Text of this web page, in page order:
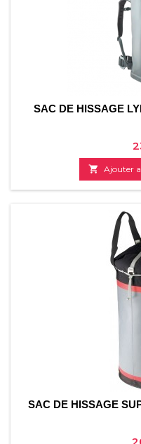
SAC DE HISSAGE
 Ajouter
SAC DE HISSAGE